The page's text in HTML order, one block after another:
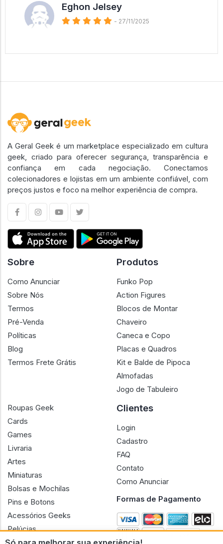
Eghon Jelsey
- 27/11/2025
A Geral Geek é um marketplace especializado em cultura
geek, criado para oferecer segurança, transparência e
confiança em cada negociação. Conectamos
colecionadores e lojistas em um ambiente confiável, com
preços justos e foco na melhor experiência de compra.
Sobre
Como Anunciar
Sobre Nós
Termos
Pré-Venda
Políticas
Blog
Termos Frete Grátis
Produtos
Funko Pop
Action Figures
Blocos de Montar
Chaveiro
Caneca e Copo
Placas e Quadros
Kit e Balde de Pipoca
Almofadas
Jogo de Tabuleiro
Roupas Geek
Cards
Games
Livraria
Artes
Miniaturas
Bolsas e Mochilas
Pins e Botons
Acessórios Geeks
Pelúcias
Clientes
Login
Cadastro
FAQ
Contato
Como Anunciar
Formas de Pagamento